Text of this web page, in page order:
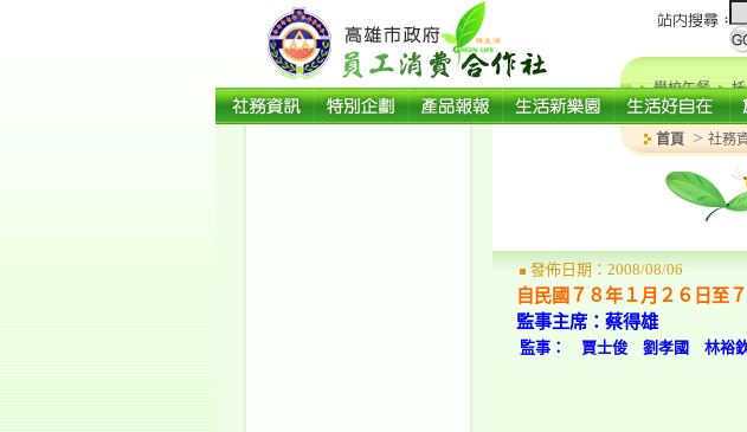
學校午餐
首頁 > 社務
發佈日期：2008/08/06
自民國７８年１月２６日至
監事主席：蔡得雄
監事： 賈士俊 劉孝國 林裕